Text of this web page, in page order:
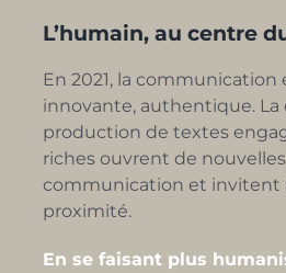
L’humain, au centre
En 2021, la communication
innovante, authentique. La
production de textes
riches ouvrent de
communication et invitent
proximité.
En se faisant plus